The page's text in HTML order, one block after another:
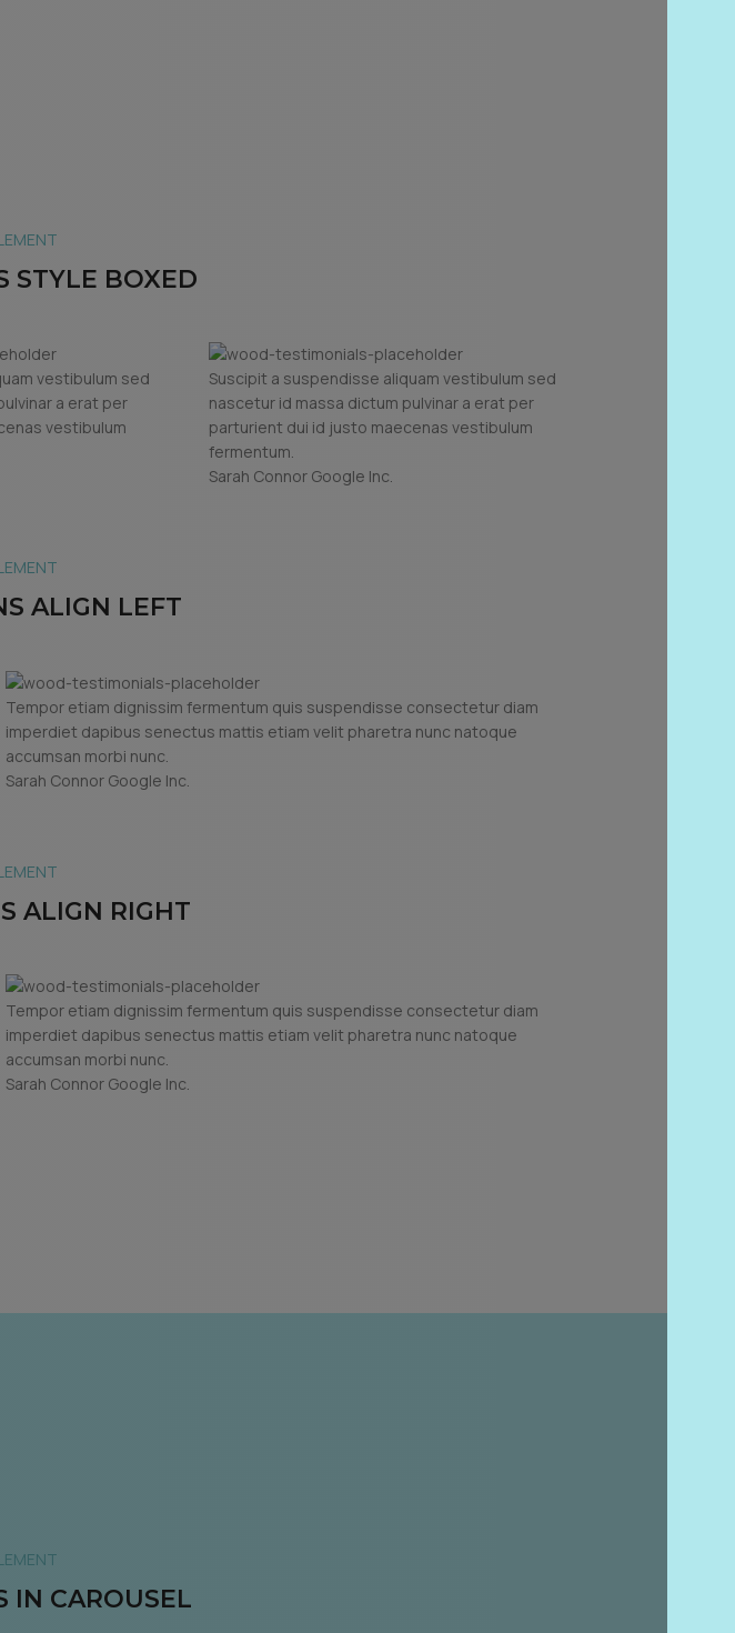
STYLE BOXED
vestibulum sed
a erat per
vestibulum
Suscipit a suspendisse aliquam vestibulum sed
nascetur id massa dictum pulvinar a erat per
parturient dui id justo maecenas vestibulum
fermentum.
Sarah Connor Google Inc.
ALIGN LEFT
Tempor etiam dignissim fermentum quis suspendisse consectetur diam
imperdiet dapibus senectus mattis etiam velit pharetra nunc natoque
accumsan morbi nunc.
Sarah Connor Google Inc.
ALIGN RIGHT
Tempor etiam dignissim fermentum quis suspendisse consectetur diam
imperdiet dapibus senectus mattis etiam velit pharetra nunc natoque
accumsan morbi nunc.
Sarah Connor Google Inc.
IN CAROUSEL